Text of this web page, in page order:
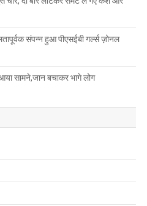
संपन्न हुआ पीएसईबी गर्ल्स ज़ोनल
सामने,जान बचाकर भागे लोग